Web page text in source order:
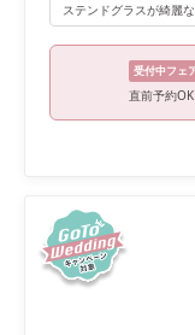
受付中フェ